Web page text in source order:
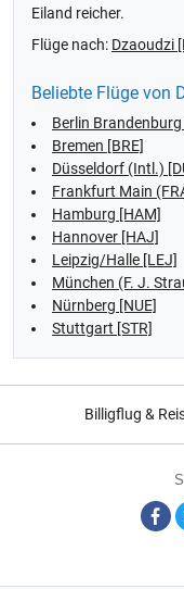
Eiland reicher.
Flüge nach: Dzaoudzi
Beliebte Flüge von
Berlin Brandenburg
Bremen [BRE]
Düsseldorf (Intl.)
Frankfurt Main
Hamburg [HAM]
Hannover [HAJ]
Leipzig/Halle [LEJ]
München (F. J.
Nürnberg [NUE]
Stuttgart [STR]
Billigflug &